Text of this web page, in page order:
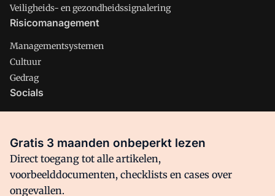
Veiligheids- en gezondheidssignalering
Risicomanagement
Managementsystemen
Cultuur
Gedrag
Socials
Facebook
Gratis 3 maanden onbeperkt lezen
Direct toegang tot alle artikelen,
voorbeelddocumenten, checklists en cases over
ongevallen.